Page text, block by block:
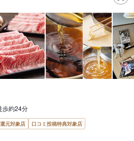
歩約24分
元対象店
口コミ投稿特典対象店